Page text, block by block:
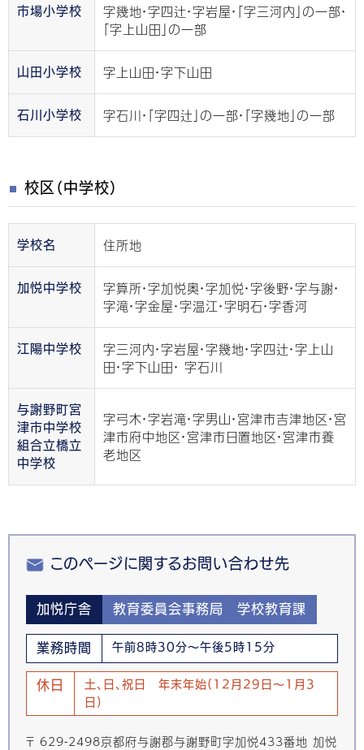
市場小学校
字幾地・字四辻・字岩屋・「字三河内」の一部・
「字上山田」の一部
山田小学校 字上山田・字下山田
石川小学校 字石川・「字四辻」の一部・「字幾地」の一部
校区（中学校）
学校名 住所地
加悦中学校
字算所・字加悦奥・字加悦・字後野・字与謝・
字滝・字金屋・字温江・字明石・字香河
江陽中学校
字三河内・字岩屋・字幾地・字四辻・字上山
田・字下山田・ 字石川
与謝野町宮
津市中学校
組合立橋立
中学校
字弓木・字岩滝・字男山・宮津市吉津地区・宮
津市府中地区・宮津市日置地区・宮津市養
老地区
このページに関するお問い合わせ先
加悦庁舎 教育委員会事務局 学校教育課
業務時間 午前8時30分～午後5時15分
休日
土、日、祝日 年末年始(12月29日～1月3
日)
〒 629-2498京都府与謝郡与謝野町字加悦433番地 加悦